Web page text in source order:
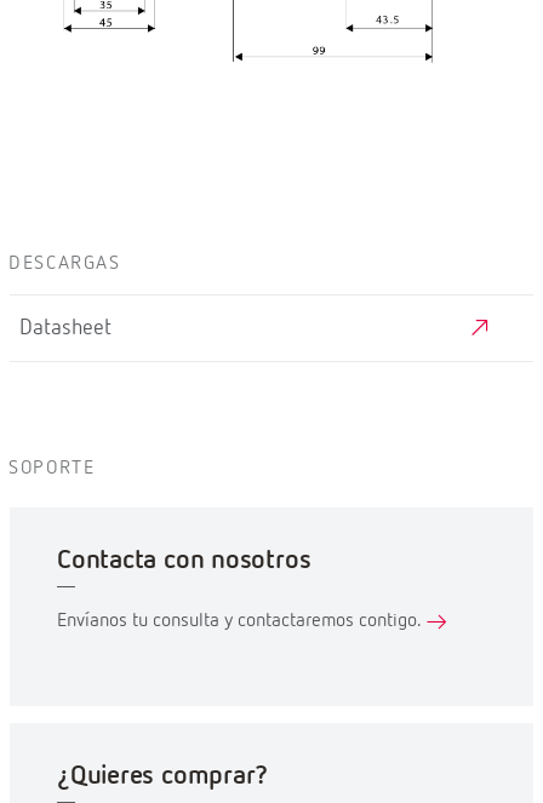
DESCARGAS
Datasheet
SOPORTE
Contacta con nosotros
Envíanos tu consulta y contactaremos contigo.
¿Quieres comprar?